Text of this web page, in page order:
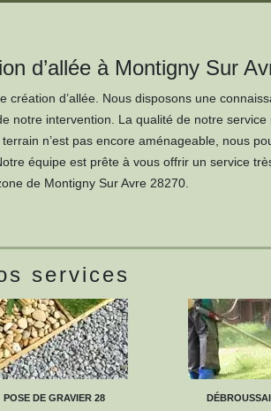
d’allée à Montigny Sur
d’allée. Nous disposons une
notre intervention. La qualité de notre
n’est pas encore aménageable, nous
équipe est prête à vous offrir un service
de Montigny Sur Avre 28270.
services
POSE DE GRAVIER 28